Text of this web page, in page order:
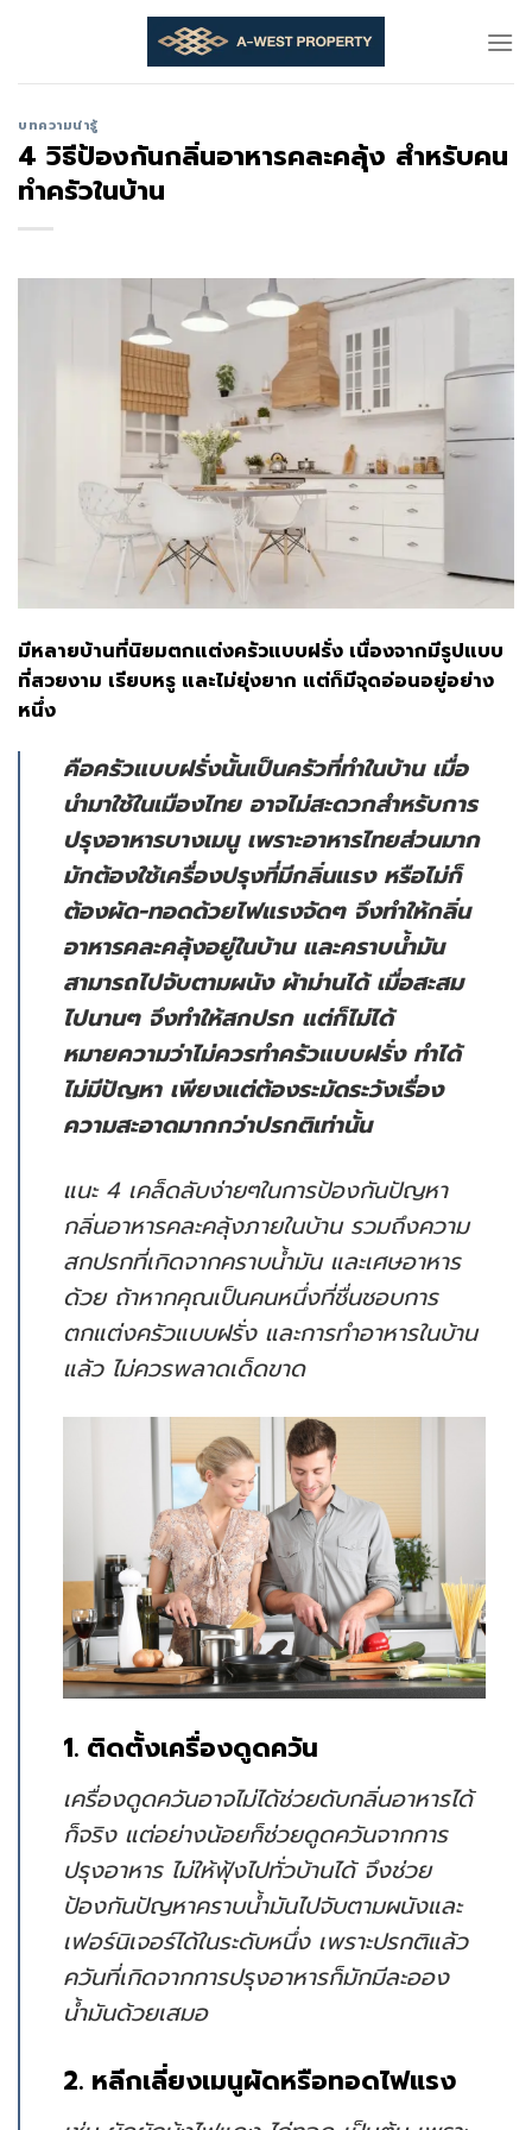
บทความน่ารู้
4 วิธีป้องกันกลิ่นอาหารคละคลุ้ง สำหรับคน
ทำครัวในบ้าน
มีหลายบ้านที่นิยมตกแต่งครัวแบบฝรั่ง เนื่องจากมีรูปแบบ
ที่สวยงาม เรียบหรู และไม่ยุ่งยาก แต่ก็มีจุดอ่อนอยู่อย่าง
หนึ่ง
คือครัวแบบฝรั่งนั้นเป็นครัวที่ทำในบ้าน เมื่อ
นำมาใช้ในเมืองไทย อาจไม่สะดวกสำหรับการ
ปรุงอาหารบางเมนู เพราะอาหารไทยส่วนมาก
มักต้องใช้เครื่องปรุงที่มีกลิ่นแรง หรือไม่ก็
ต้องผัด-ทอดด้วยไฟแรงจัดๆ จึงทำให้กลิ่น
อาหารคละคลุ้งอยู่ในบ้าน และคราบน้ำมัน
สามารถไปจับตามผนัง ผ้าม่านได้ เมื่อสะสม
ไปนานๆ จึงทำให้สกปรก แต่ก็ไม่ได้
หมายความว่าไม่ควรทำครัวแบบฝรั่ง ทำได้
ไม่มีปัญหา เพียงแต่ต้องระมัดระวังเรื่อง
ความสะอาดมากกว่าปรกติเท่านั้น
แนะ 4 เคล็ดลับง่ายๆในการป้องกันปัญหา
กลิ่นอาหารคละคลุ้งภายในบ้าน รวมถึงความ
สกปรกที่เกิดจากคราบน้ำมัน และเศษอาหาร
ด้วย ถ้าหากคุณเป็นคนหนึ่งที่ชื่นชอบการ
ตกแต่งครัวแบบฝรั่ง และการทำอาหารในบ้าน
แล้ว ไม่ควรพลาดเด็ดขาด
1. ติดตั้งเครื่องดูดควัน
เครื่องดูดควันอาจไม่ได้ช่วยดับกลิ่นอาหารได้
ก็จริง แต่อย่างน้อยก็ช่วยดูดควันจากการ
ปรุงอาหาร ไม่ให้ฟุ้งไปทั่วบ้านได้ จึงช่วย
ป้องกันปัญหาคราบน้ำมันไปจับตามผนังและ
เฟอร์นิเจอร์ได้ในระดับหนึ่ง เพราะปรกติแล้ว
ควันที่เกิดจากการปรุงอาหารก็มักมีละออง
น้ำมันด้วยเสมอ
2. หลีกเลี่ยงเมนูผัดหรือทอดไฟแรง